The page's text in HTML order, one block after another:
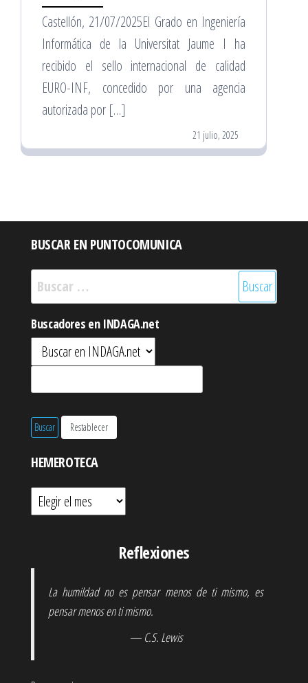
Castellón, 21/07/2025El Grado en Ingeniería
Informática de la Universitat Jaume I ha
recibido el sello internacional de calidad
EURO-INF, concedido por una agencia
autorizada por […]
21 julio, 2025
BUSCAR EN PUNTOCOMUNICA
Buscar:
Buscadores en INDAGA.net
HEMEROTECA
Hemeroteca
Reflexiones
La humildad no es pensar menos de ti mismo, es
pensar menos en ti mismo.
— C.S. Lewis